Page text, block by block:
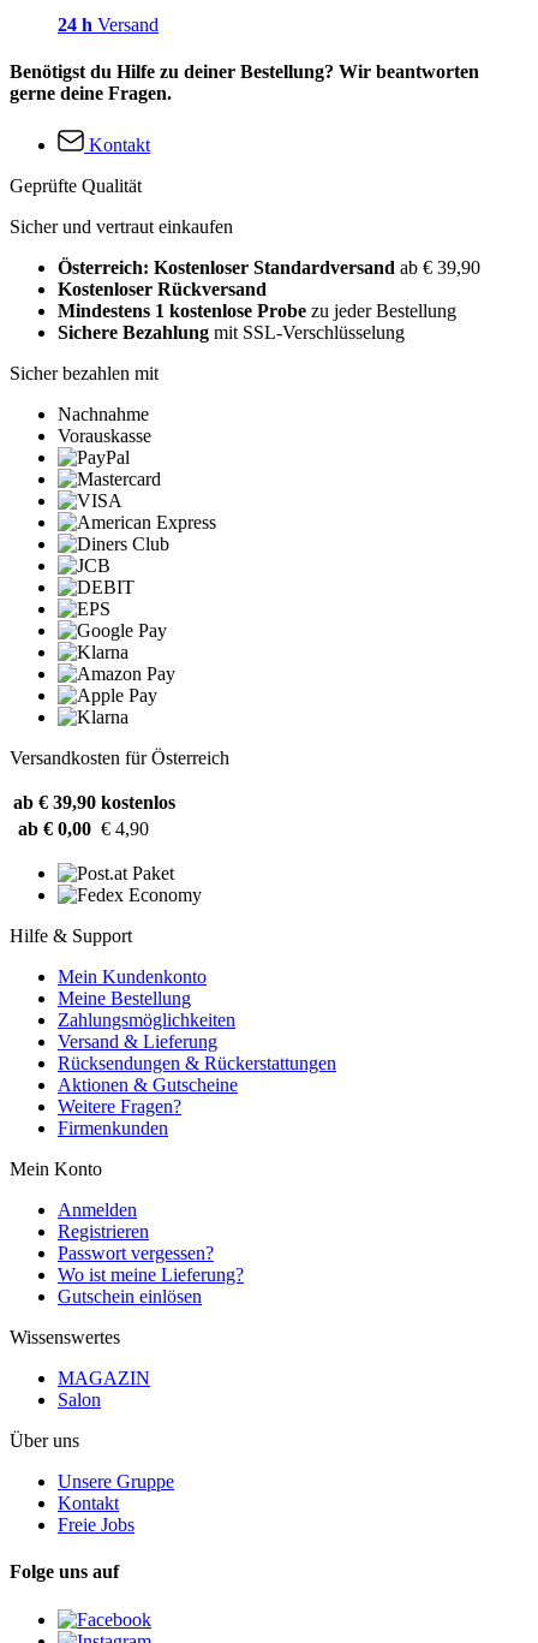
24 h Versand
Benötigst du Hilfe zu deiner Bestellung? Wir beantworten
gerne deine Fragen.
Kontakt
Geprüfte Qualität
Sicher und vertraut einkaufen
Österreich: Kostenloser Standardversand ab € 39,90
Kostenloser Rückversand
Mindestens 1 kostenlose Probe zu jeder Bestellung
Sichere Bezahlung mit SSL-Verschlüsselung
Sicher bezahlen mit
Nachnahme
Vorauskasse
Versandkosten für Österreich
ab € 39,90 kostenlos
ab € 0,00 € 4,90
Hilfe & Support
Mein Kundenkonto
Meine Bestellung
Zahlungsmöglichkeiten
Versand & Lieferung
Rücksendungen & Rückerstattungen
Aktionen & Gutscheine
Weitere Fragen?
Firmenkunden
Mein Konto
Anmelden
Registrieren
Passwort vergessen?
Wo ist meine Lieferung?
Gutschein einlösen
Wissenswertes
MAGAZIN
Salon
Über uns
Unsere Gruppe
Kontakt
Freie Jobs
Folge uns auf